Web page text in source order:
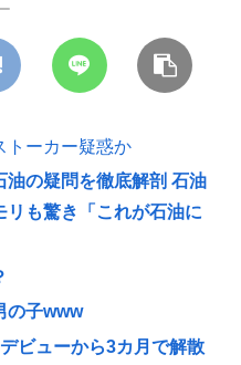
トーカー疑惑か
油の疑問を徹底解剖 石油
リも驚き「これが石油に
の子www
ビューから3カ月で解散